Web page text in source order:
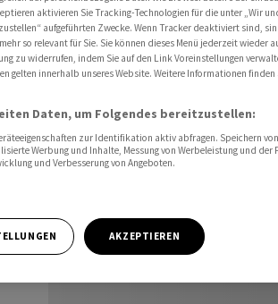
ab
aktivieren Sie Tracking-Technologien für die unter „Wir
aufgeführten Zwecke. Wenn Tracker deaktiviert sind,
so relevant für Sie. Sie können dieses Menü jederzeit wieder
zu widerrufen, indem Sie auf den Link Voreinstellungen
gelten innerhalb unseres Website. Weitere Informationen finden
Daten, um Folgendes bereitzustellen:
zur Identifikation aktiv abfragen. Speichern
Werbung und Inhalte, Messung von Werbeleistung und der
und Verbesserung von Angeboten.
AKZEPTIEREN